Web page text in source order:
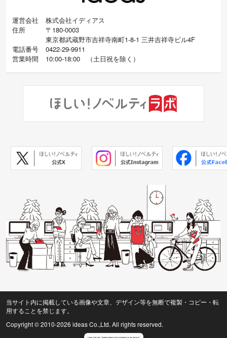
運営会社
株式会社イディアス
住所
〒180-0003
東京都武蔵野市吉祥寺南町1-8-1 三井吉祥寺ビル4F
電話番号
0422-29-9911
営業時間
10:00-18:00 （土日祝を除く）
当サイト内に掲載している画像や文章、デザイン等を無断で複製・コピー・転
用することを禁じます。
Copyright © 2010-2026 ideas Co.,Ltd. All rights reserved.